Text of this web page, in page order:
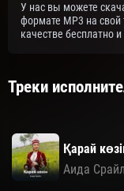
У нас вы можете
формате MP3 на
качестве бесплатно
Треки
Қарай
Аида Срайл